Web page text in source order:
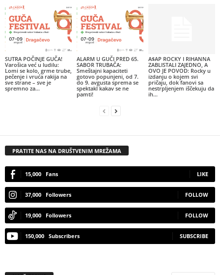
SUTRA POČINJE GUČA!
Varošica već u ludilu:
Lomi se kolo, grme trube,
pečenje i vruća rakija na
sve strane – sve je
spremno za...
ALARM U GUČI PRED 65.
SABOR TRUBAČA:
Smeštajni kapaciteti
gotovo popunjeni, od 7.
do 9. avgusta sprema se
spektakl kakav se ne
pamti!
A$AP ROCKY I RIHANNA
ZABLISTALI ZAJEDNO, A
OVO JE POVOD: Rocky u
izdanju o kojem svi
pričaju, dok fanovi sa
nestrpljenjem iščekuju da
ih...
PRATITE NAS NA DRUŠTVENIM MREŽAMA
15,000 Fans LIKE
37,000 Followers FOLLOW
19,000 Followers FOLLOW
150,000 Subscribers SUBSCRIBE